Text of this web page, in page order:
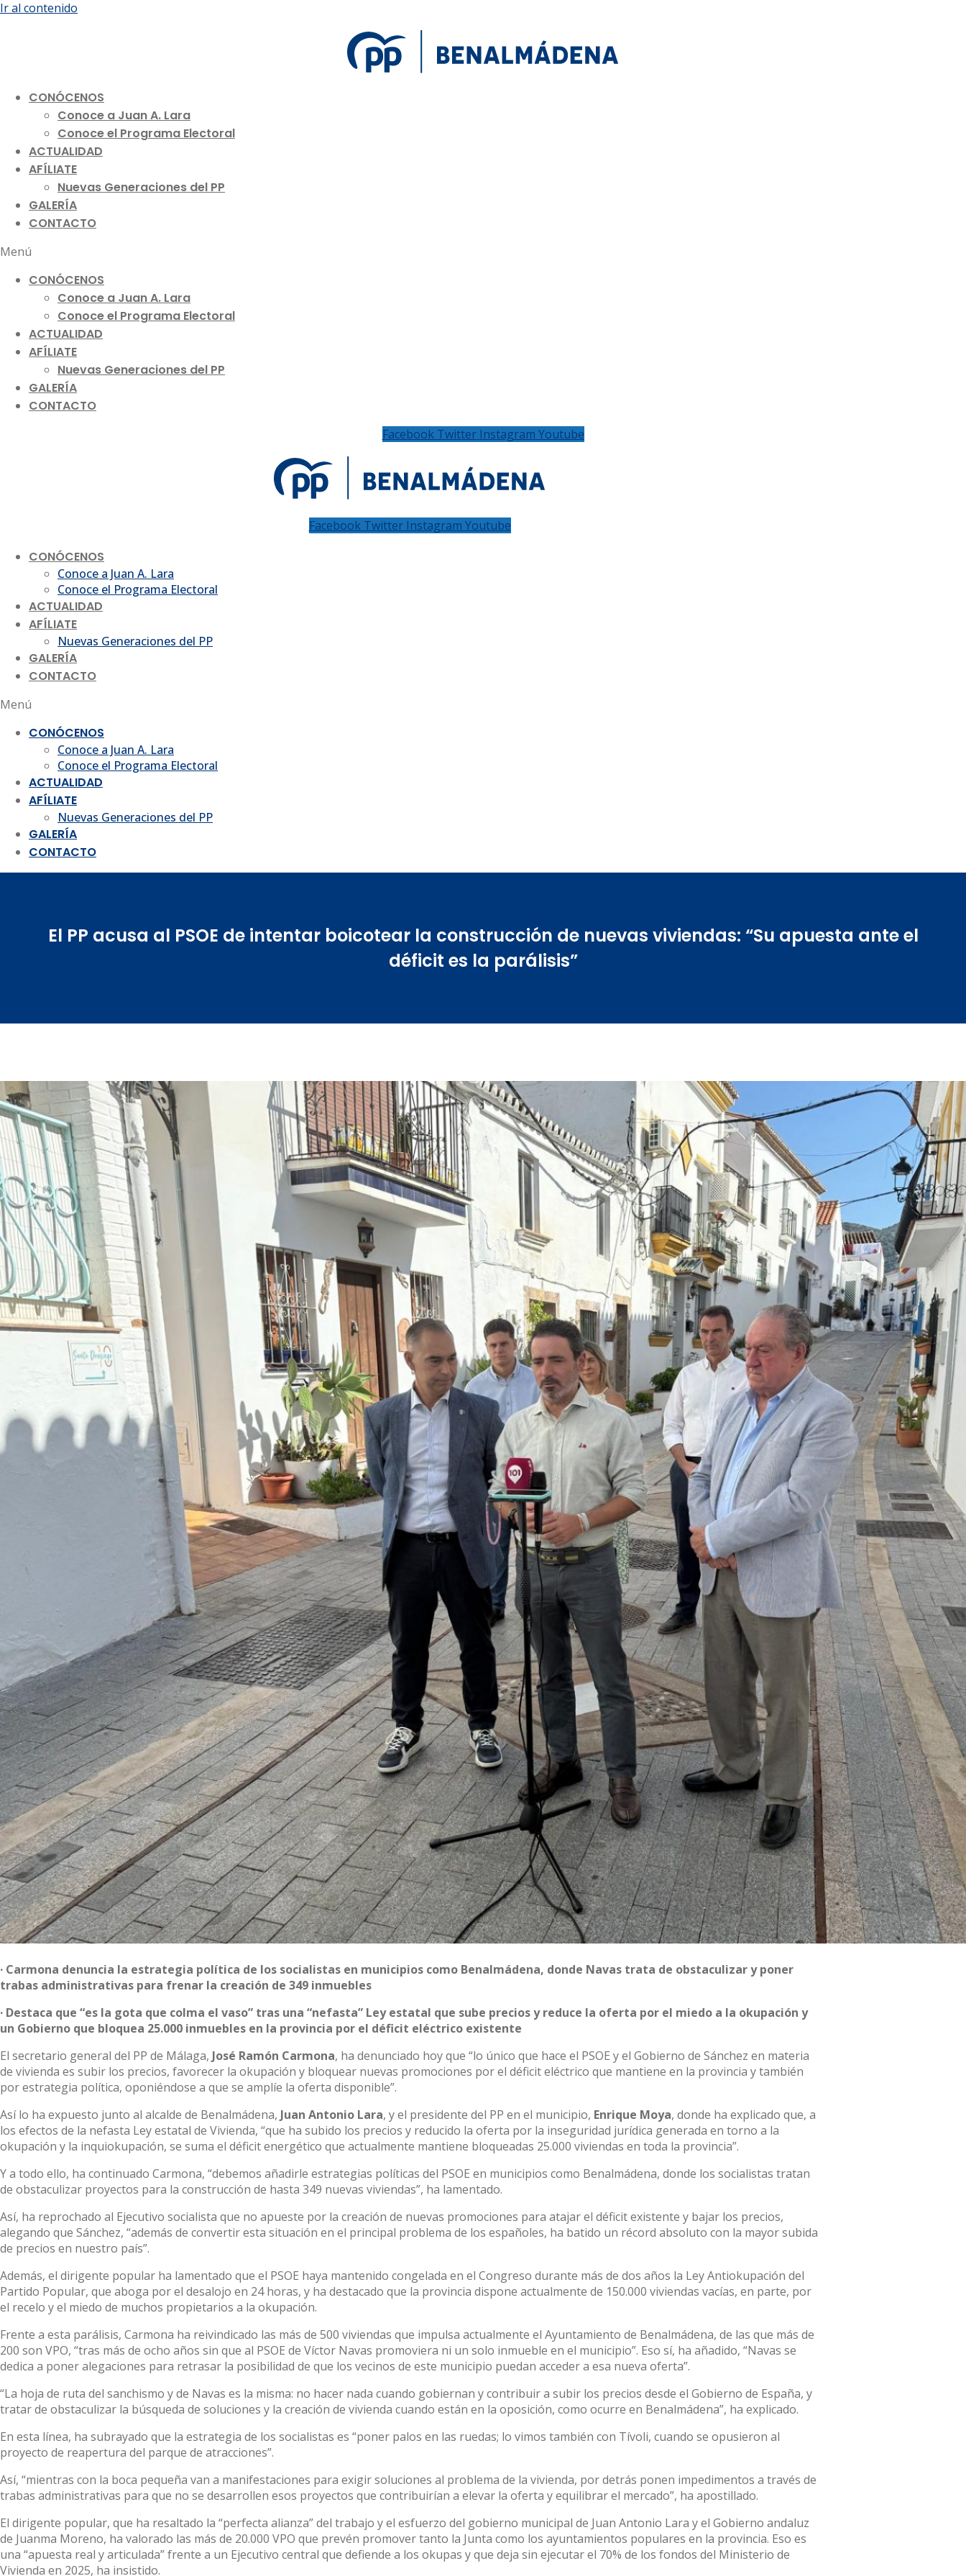
Ir al contenido
CONÓCENOS
Conoce a Juan A. Lara
Conoce el Programa Electoral
ACTUALIDAD
AFÍLIATE
Nuevas Generaciones del PP
GALERÍA
CONTACTO
Menú
CONÓCENOS
Conoce a Juan A. Lara
Conoce el Programa Electoral
ACTUALIDAD
AFÍLIATE
Nuevas Generaciones del PP
GALERÍA
CONTACTO
Facebook Twitter Instagram Youtube
Facebook Twitter Instagram Youtube
CONÓCENOS
Conoce a Juan A. Lara
Conoce el Programa Electoral
ACTUALIDAD
AFÍLIATE
Nuevas Generaciones del PP
GALERÍA
CONTACTO
Menú
CONÓCENOS
Conoce a Juan A. Lara
Conoce el Programa Electoral
ACTUALIDAD
AFÍLIATE
Nuevas Generaciones del PP
GALERÍA
CONTACTO
El PP acusa al PSOE de intentar boicotear la construcción de nuevas viviendas: “Su apuesta ante el
déficit es la parálisis”
· Carmona denuncia la estrategia política de los socialistas en municipios como Benalmádena, donde Navas trata de obstaculizar y poner
trabas administrativas para frenar la creación de 349 inmuebles
· Destaca que “es la gota que colma el vaso” tras una “nefasta” Ley estatal que sube precios y reduce la oferta por el miedo a la okupación y
un Gobierno que bloquea 25.000 inmuebles en la provincia por el déficit eléctrico existente
El secretario general del PP de Málaga, José Ramón Carmona, ha denunciado hoy que “lo único que hace el PSOE y el Gobierno de Sánchez en materia
de vivienda es subir los precios, favorecer la okupación y bloquear nuevas promociones por el déficit eléctrico que mantiene en la provincia y también
por estrategia política, oponiéndose a que se amplíe la oferta disponible”.
Así lo ha expuesto junto al alcalde de Benalmádena, Juan Antonio Lara, y el presidente del PP en el municipio, Enrique Moya, donde ha explicado que, a
los efectos de la nefasta Ley estatal de Vivienda, “que ha subido los precios y reducido la oferta por la inseguridad jurídica generada en torno a la
okupación y la inquiokupación, se suma el déficit energético que actualmente mantiene bloqueadas 25.000 viviendas en toda la provincia”.
Y a todo ello, ha continuado Carmona, “debemos añadirle estrategias políticas del PSOE en municipios como Benalmádena, donde los socialistas tratan
de obstaculizar proyectos para la construcción de hasta 349 nuevas viviendas”, ha lamentado.
Así, ha reprochado al Ejecutivo socialista que no apueste por la creación de nuevas promociones para atajar el déficit existente y bajar los precios,
alegando que Sánchez, “además de convertir esta situación en el principal problema de los españoles, ha batido un récord absoluto con la mayor subida
de precios en nuestro país”.
Además, el dirigente popular ha lamentado que el PSOE haya mantenido congelada en el Congreso durante más de dos años la Ley Antiokupación del
Partido Popular, que aboga por el desalojo en 24 horas, y ha destacado que la provincia dispone actualmente de 150.000 viviendas vacías, en parte, por
el recelo y el miedo de muchos propietarios a la okupación.
Frente a esta parálisis, Carmona ha reivindicado las más de 500 viviendas que impulsa actualmente el Ayuntamiento de Benalmádena, de las que más de
200 son VPO, “tras más de ocho años sin que al PSOE de Víctor Navas promoviera ni un solo inmueble en el municipio”. Eso sí, ha añadido, “Navas se
dedica a poner alegaciones para retrasar la posibilidad de que los vecinos de este municipio puedan acceder a esa nueva oferta”.
“La hoja de ruta del sanchismo y de Navas es la misma: no hacer nada cuando gobiernan y contribuir a subir los precios desde el Gobierno de España, y
tratar de obstaculizar la búsqueda de soluciones y la creación de vivienda cuando están en la oposición, como ocurre en Benalmádena”, ha explicado.
En esta línea, ha subrayado que la estrategia de los socialistas es “poner palos en las ruedas; lo vimos también con Tívoli, cuando se opusieron al
proyecto de reapertura del parque de atracciones”.
Así, “mientras con la boca pequeña van a manifestaciones para exigir soluciones al problema de la vivienda, por detrás ponen impedimentos a través de
trabas administrativas para que no se desarrollen esos proyectos que contribuirían a elevar la oferta y equilibrar el mercado”, ha apostillado.
El dirigente popular, que ha resaltado la “perfecta alianza” del trabajo y el esfuerzo del gobierno municipal de Juan Antonio Lara y el Gobierno andaluz
de Juanma Moreno, ha valorado las más de 20.000 VPO que prevén promover tanto la Junta como los ayuntamientos populares en la provincia. Eso es
una “apuesta real y articulada” frente a un Ejecutivo central que defiende a los okupas y que deja sin ejecutar el 70% de los fondos del Ministerio de
Vivienda en 2025, ha insistido.